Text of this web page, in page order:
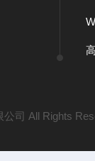
公司 All Rights